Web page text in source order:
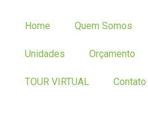
Home Quem Somos
Unidades Orçamento
TOUR VIRTUAL Contato